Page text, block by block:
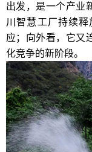
出发，是一个产业
川智慧工厂持续
应；向外看，它又
化竞争的新阶段。